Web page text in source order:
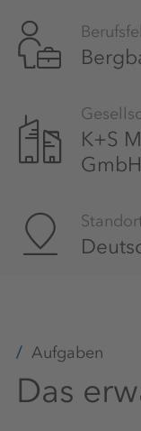
K+S
GmbH
Aufgaben
Das